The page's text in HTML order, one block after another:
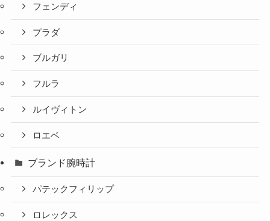
フェンディ
プラダ
ブルガリ
フルラ
ルイヴィトン
ロエベ
ブランド腕時計
パテックフィリップ
ロレックス